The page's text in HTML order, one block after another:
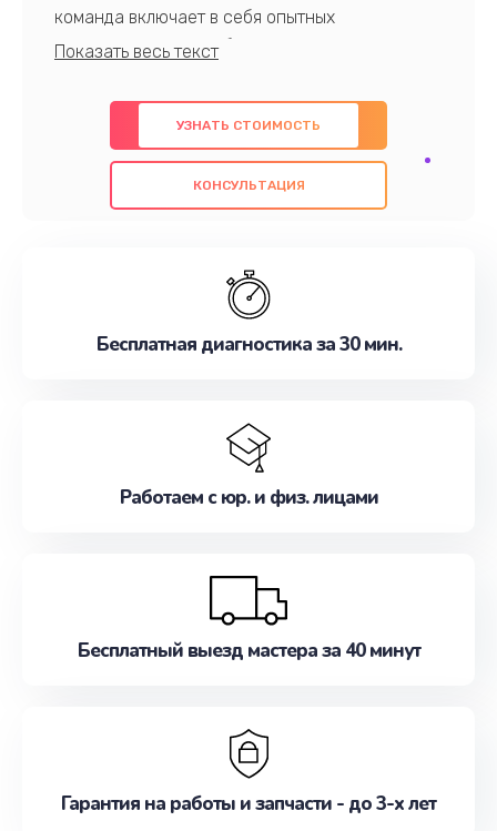
команда включает в себя опытных
профессионалов с обширными знаниями и
предлагаем быстрый и качественный ремонт с
использованием оригинальных компонентов, а
также гарантируем качество всех
проведенных работ. Наша цель - предоставить
наилучшим образом. Не медлите записаться на
УЗНАТЬ СТОИМОСТЬ
КОНСУЛЬТАЦИЯ
Бесплатная диагностика за 30 мин.
Работаем с юр. и физ. лицами
Бесплатный выезд мастера за 40 минут
Гарантия на работы и запчасти - до 3-х лет